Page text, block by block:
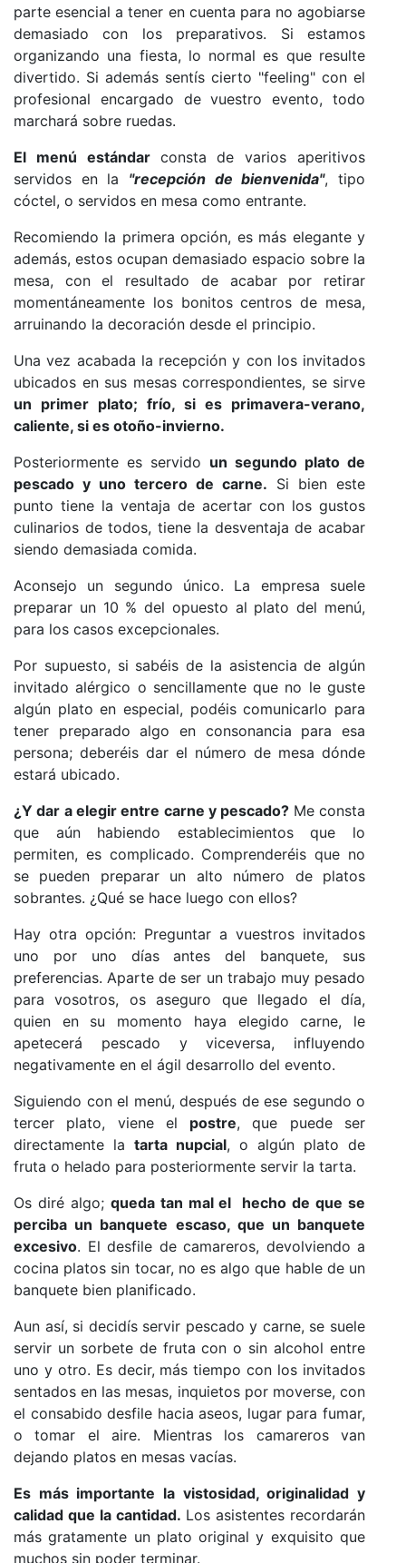
parte esencial a tener en cuenta para no agobiarse
demasiado con los preparativos. Si estamos
organizando una fiesta, lo normal es que resulte
divertido. Si además sentís cierto "feeling" con el
profesional encargado de vuestro evento, todo
marchará sobre ruedas.
El menú estándar consta de varios aperitivos
servidos en la "recepción de bienvenida", tipo
cóctel, o servidos en mesa como entrante.
Recomiendo la primera opción, es más elegante y
además, estos ocupan demasiado espacio sobre la
mesa, con el resultado de acabar por retirar
momentáneamente los bonitos centros de mesa,
arruinando la decoración desde el principio.
Una vez acabada la recepción y con los invitados
ubicados en sus mesas correspondientes, se sirve
un primer plato; frío, si es primavera-verano,
caliente, si es otoño-invierno.
Posteriormente es servido un segundo plato de
pescado y uno tercero de carne. Si bien este
punto tiene la ventaja de acertar con los gustos
culinarios de todos, tiene la desventaja de acabar
siendo demasiada comida.
Aconsejo un segundo único. La empresa suele
preparar un 10 % del opuesto al plato del menú,
para los casos excepcionales.
Por supuesto, si sabéis de la asistencia de algún
invitado alérgico o sencillamente que no le guste
algún plato en especial, podéis comunicarlo para
tener preparado algo en consonancia para esa
persona; deberéis dar el número de mesa dónde
estará ubicado.
¿Y dar a elegir entre carne y pescado? Me consta
que aún habiendo establecimientos que lo
permiten, es complicado. Comprenderéis que no
se pueden preparar un alto número de platos
sobrantes. ¿Qué se hace luego con ellos?
Hay otra opción: Preguntar a vuestros invitados
uno por uno días antes del banquete, sus
preferencias. Aparte de ser un trabajo muy pesado
para vosotros, os aseguro que llegado el día,
quien en su momento haya elegido carne, le
apetecerá pescado y viceversa, influyendo
negativamente en el ágil desarrollo del evento.
Siguiendo con el menú, después de ese segundo o
tercer plato, viene el postre, que puede ser
directamente la tarta nupcial, o algún plato de
fruta o helado para posteriormente servir la tarta.
Os diré algo; queda tan mal el hecho de que se
perciba un banquete escaso, que un banquete
excesivo. El desfile de camareros, devolviendo a
cocina platos sin tocar, no es algo que hable de un
banquete bien planificado.
Aun así, si decidís servir pescado y carne, se suele
servir un sorbete de fruta con o sin alcohol entre
uno y otro. Es decir, más tiempo con los invitados
sentados en las mesas, inquietos por moverse, con
el consabido desfile hacia aseos, lugar para fumar,
o tomar el aire. Mientras los camareros van
dejando platos en mesas vacías.
Es más importante la vistosidad, originalidad y
calidad que la cantidad. Los asistentes recordarán
más gratamente un plato original y exquisito que
muchos sin poder terminar.